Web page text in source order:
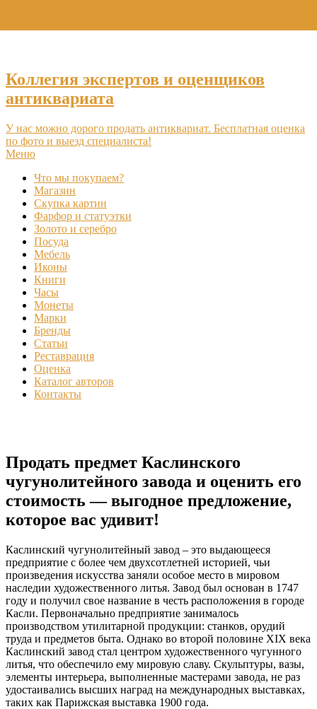
Коллегия экспертов и оценщиков
антиквариата
У нас можно дорого продать антиквариат. Бесплатная оценка
по фото и выезд специалиста!
Меню
Что мы покупаем?
Магазин
Скупка картин
Фарфор и статуэтки
Золото и серебро
Посуда
Мебель
Иконы
Книги
Часы
Монеты
Марки
Бренды
Статьи
Реставрация
Оценка
Каталог авторов
Контакты
Продать предмет Каслинского
чугунолитейного завода и оценить его
стоимость — выгодное предложение,
которое вас удивит!
Каслинский чугунолитейный завод – это выдающееся
предприятие с более чем двухсотлетней историей, чьи
произведения искусства заняли особое место в мировом
наследии художественного литья. Завод был основан в 1747
году и получил свое название в честь расположения в городе
Касли. Первоначально предприятие занималось
производством утилитарной продукции: станков, орудий
труда и предметов быта. Однако во второй половине XIX века
Каслинский завод стал центром художественного чугунного
литья, что обеспечило ему мировую славу. Скульптуры, вазы,
элементы интерьера, выполненные мастерами завода, не раз
удостаивались высших наград на международных выставках,
таких как Парижская выставка 1900 года.